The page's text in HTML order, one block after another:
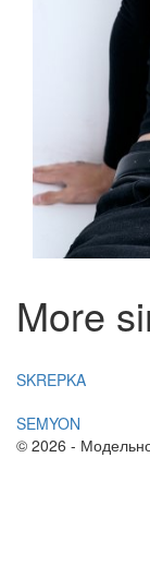
More
SKREPKA
SEMYON
© 2026 -